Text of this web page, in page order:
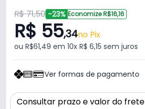
R$ 71,50 -23% Economize R$16,16
R$ 55,34no Pix
ou R$61,49 em 10x R$ 6,15 sem juros
Ver formas de pagamento
Consultar prazo e valor do frete